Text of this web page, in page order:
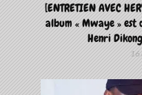
[ENTRETIEN AVEC
album « Mwaye »
Henri
16